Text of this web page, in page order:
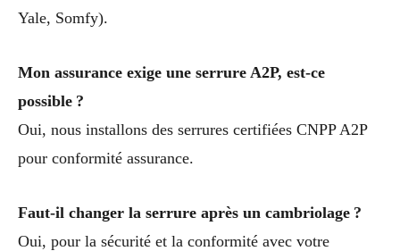
Yale, Somfy).
Mon assurance exige une serrure A2P, est-ce
possible ?
Oui, nous installons des serrures certifiées CNPP A2P
pour conformité assurance.
Faut-il changer la serrure après un cambriolage ?
Oui, pour la sécurité et la conformité avec votre